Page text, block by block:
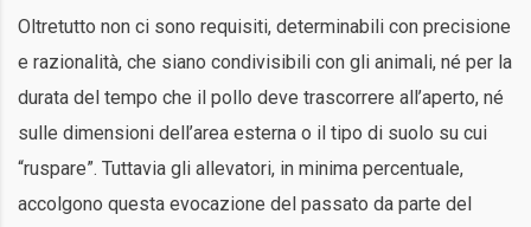
Oltretutto non ci sono requisiti, determinabili con precisione
e razionalità, che siano condivisibili con gli animali, né per la
durata del tempo che il pollo deve trascorrere all’aperto, né
sulle dimensioni dell’area esterna o il tipo di suolo su cui
“ruspare”. Tuttavia gli allevatori, in minima percentuale,
accolgono questa evocazione del passato da parte del